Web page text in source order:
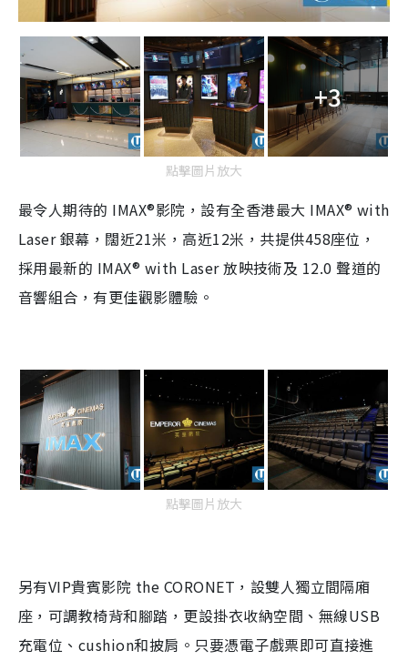
+3
點擊圖片放大
最令人期待的 IMAX®影院，設有全香港最大 IMAX® with
Laser銀幕，闊近21米，高近12米，共提供458座位，
採用最新的 IMAX® with Laser放映技術及 12.0聲道的
音響組合，有更佳觀影體驗。
點擊圖片放大
另有VIP貴賓影院 the CORONET ，設雙人獨立間隔廂
座，可調教椅背和腳踏，更設掛衣收納空間、無線USB
充電位、 cushion和披肩。只要憑電子戲票即可直接進